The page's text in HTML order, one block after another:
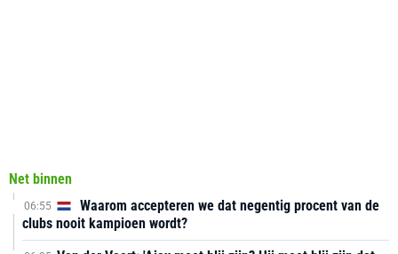
Net binnen
06:55
Waarom accepteren we dat negentig procent van de
clubs nooit kampioen wordt?